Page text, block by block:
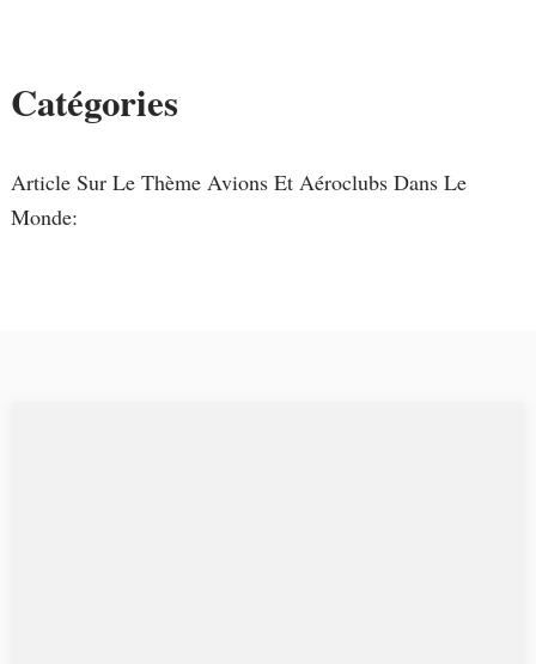
Catégories
Article Sur Le Thème Avions Et Aéroclubs Dans Le
Monde: